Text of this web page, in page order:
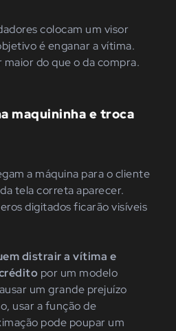
colocam um visor
é enganar a vítima.
do que o da compra.
maquininha e troca
a máquina para o cliente
tela correta aparecer.
digitados ficarão visíveis
distrair a vítima e
por um modelo
um grande prejuízo
usar a função de
pode poupar um